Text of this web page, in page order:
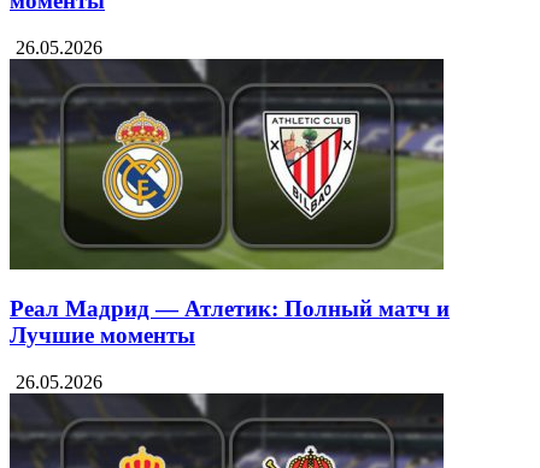
26.05.2026
Реал Мадрид — Атлетик: Полный матч и
Лучшие моменты
26.05.2026